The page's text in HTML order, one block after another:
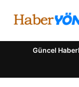
Güncel